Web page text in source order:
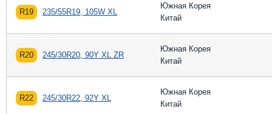
R19 235/55R19, 105W XL
Южная Корея
Китай
R20 245/30R20, 90Y XL ZR
Южная Корея
Китай
R22 245/30R22, 92Y XL
Южная Корея
Китай